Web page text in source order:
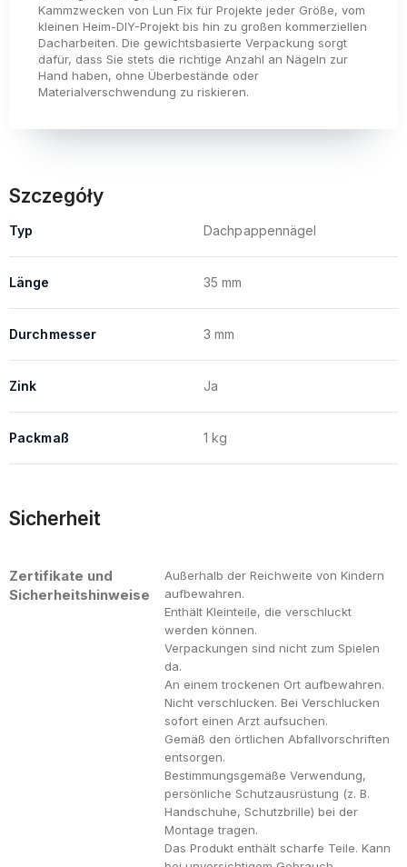
Kammzwecken von Lun Fix für Projekte jeder Größe, vom
kleinen Heim-DIY-Projekt bis hin zu großen kommerziellen
Dacharbeiten. Die gewichtsbasierte Verpackung sorgt
dafür, dass Sie stets die richtige Anzahl an Nägeln zur
Hand haben, ohne Überbestände oder
Materialverschwendung zu riskieren.
Szczegóły
Typ Dachpappennägel
Länge 35 mm
Durchmesser 3 mm
Zink Ja
Packmaß 1 kg
Sicherheit
Zertifikate und
Sicherheitshinweise
Außerhalb der Reichweite von Kindern
aufbewahren.
Enthält Kleinteile, die verschluckt
werden können.
Verpackungen sind nicht zum Spielen
da.
An einem trockenen Ort aufbewahren.
Nicht verschlucken. Bei Verschlucken
sofort einen Arzt aufsuchen.
Gemäß den örtlichen Abfallvorschriften
entsorgen.
Bestimmungsgemäße Verwendung,
persönliche Schutzausrüstung (z. B.
Handschuhe, Schutzbrille) bei der
Montage tragen.
Das Produkt enthält scharfe Teile. Kann